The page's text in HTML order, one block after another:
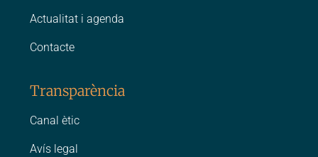
Actualitat i agenda
Contacte
Transparència
Canal ètic
Avís legal